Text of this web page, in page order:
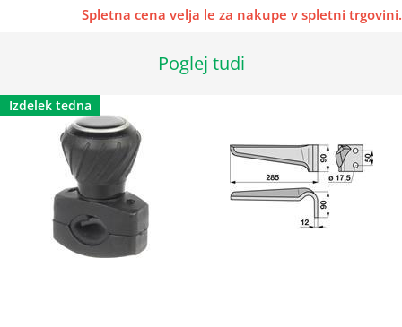
Spletna cena velja le za nakupe v spletni trgovini.
Poglej tudi
Izdelek tedna